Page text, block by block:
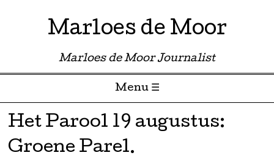
Marloes de Moor
Marloes de Moor Journalist
Menu ☰
Skip to content
Het Parool 19 augustus:
Groene Parel.